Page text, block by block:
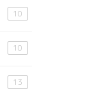
10
10
13